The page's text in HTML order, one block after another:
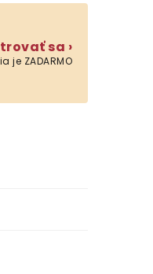
sa ›
je ZADARMO